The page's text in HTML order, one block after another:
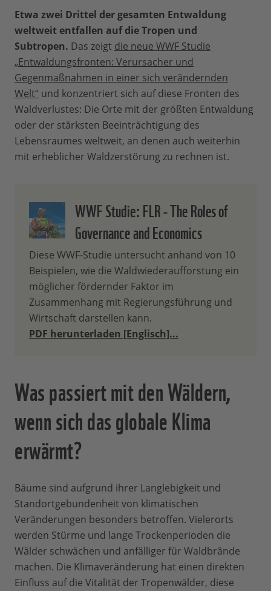
Etwa zwei Drittel der gesamten Entwaldung
weltweit entfallen auf die Tropen und
Subtropen. Das zeigt die neue WWF Studie
„Entwaldungsfronten: Verursacher und
Gegenmaßnahmen in einer sich verändernden
Welt“ und konzentriert sich auf diese Fronten des
Waldverlustes: Die Orte mit der größten Entwaldung
oder der stärksten Beeinträchtigung des
Lebensraumes weltweit, an denen auch weiterhin
mit erheblicher Waldzerstörung zu rechnen ist.
WWF Studie: FLR - The Roles of
Governance and Economics
Diese WWF-Studie untersucht anhand von 10
Beispielen, wie die Waldwiederaufforstung ein
möglicher fördernder Faktor im
Zusammenhang mit Regierungsführung und
Wirtschaft darstellen kann.
PDF herunterladen [Englisch]...
Was passiert mit den Wäldern,
wenn sich das globale Klima
erwärmt?
Bäume sind aufgrund ihrer Langlebigkeit und
Standortgebundenheit von klimatischen
Veränderungen besonders betroffen. Vielerorts
werden Stürme und lange Trockenperioden die
Wälder schwächen und anfälliger für Waldbrände
machen. Die Klimaveränderung hat einen direkten
Einfluss auf die Vitalität der Tropenwälder, diese